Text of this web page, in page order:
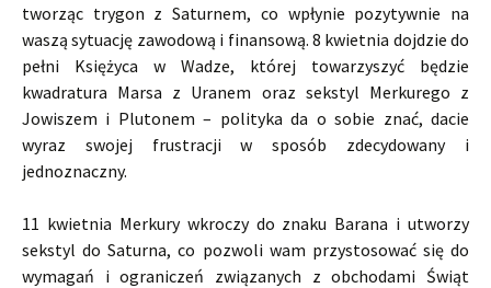
tworząc trygon z Saturnem, co wpłynie pozytywnie na
waszą sytuację zawodową i finansową. 8 kwietnia dojdzie do
pełni Księżyca w Wadze, której towarzyszyć będzie
kwadratura Marsa z Uranem oraz sekstyl Merkurego z
Jowiszem i Plutonem – polityka da o sobie znać, dacie
wyraz swojej frustracji w sposób zdecydowany i
jednoznaczny.
11 kwietnia Merkury wkroczy do znaku Barana i utworzy
sekstyl do Saturna, co pozwoli wam przystosować się do
wymagań i ograniczeń związanych z obchodami Świąt